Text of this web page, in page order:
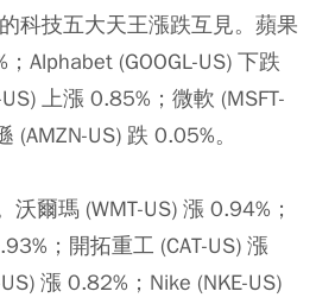
科技五大天王漲跌互見。蘋果
Alphabet (GOOGL-US) 下跌
上漲 0.85%；微軟 (MSFT-
(AMZN-US) 跌 0.05%。
爾瑪 (WMT-US) 漲 0.94%；
；開拓重工 (CAT-US) 漲
漲 0.82%；Nike (NKE-US)